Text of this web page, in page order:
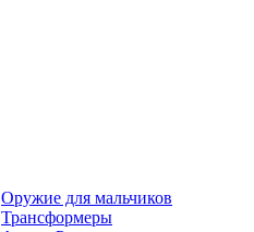
Оружие для мальчиков
Трансформеры